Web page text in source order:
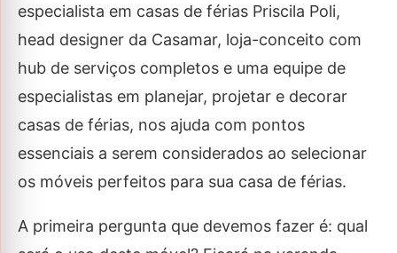
especialista em casas de férias Priscila Poli,
head designer da Casamar, loja-conceito com
hub de serviços completos e uma equipe de
especialistas em planejar, projetar e decorar
casas de férias, nos ajuda com pontos
essenciais a serem considerados ao selecionar
os móveis perfeitos para sua casa de férias.
A primeira pergunta que devemos fazer é: qual